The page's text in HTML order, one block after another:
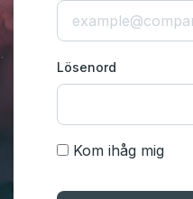
Lösenord
Kom ihåg mig